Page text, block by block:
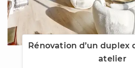
Rénovation d’un duplex
atelier